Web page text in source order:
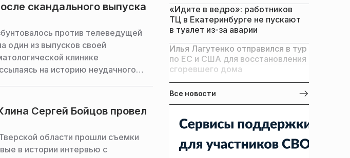
скандального выпуска
против телеведущей
один из выпусков своей
клинике
на историю неудачного
ортопеду, к. м. н.
Сергей Бойцов провел
области прошли съемки
в истории интервью с
«Идите в ведро»: работников
ТЦ в Екатеринбурге не пускают
в туалет из-за аварии
Илья Лагутенко отправился в тур
по ЕС и США для восстановления
сгоревшего дома
Все новости